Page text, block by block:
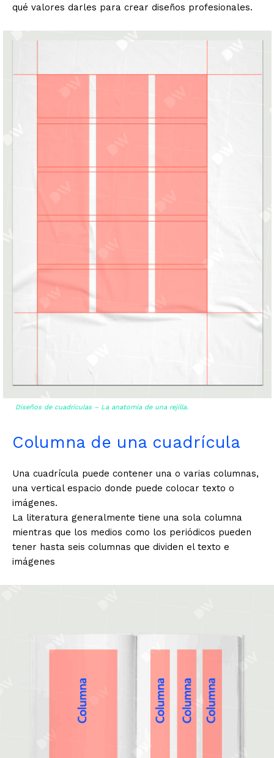
qué valores darles para crear diseños profesionales.
Diseños de cuadrículas – La anatomía de una rejilla.
Columna de una cuadrícula
Una cuadrícula puede contener una o varias columnas,
una vertical espacio donde puede colocar texto o
imágenes.
La literatura generalmente tiene una sola columna
mientras que los medios como los periódicos pueden
tener hasta seis columnas que dividen el texto e
imágenes